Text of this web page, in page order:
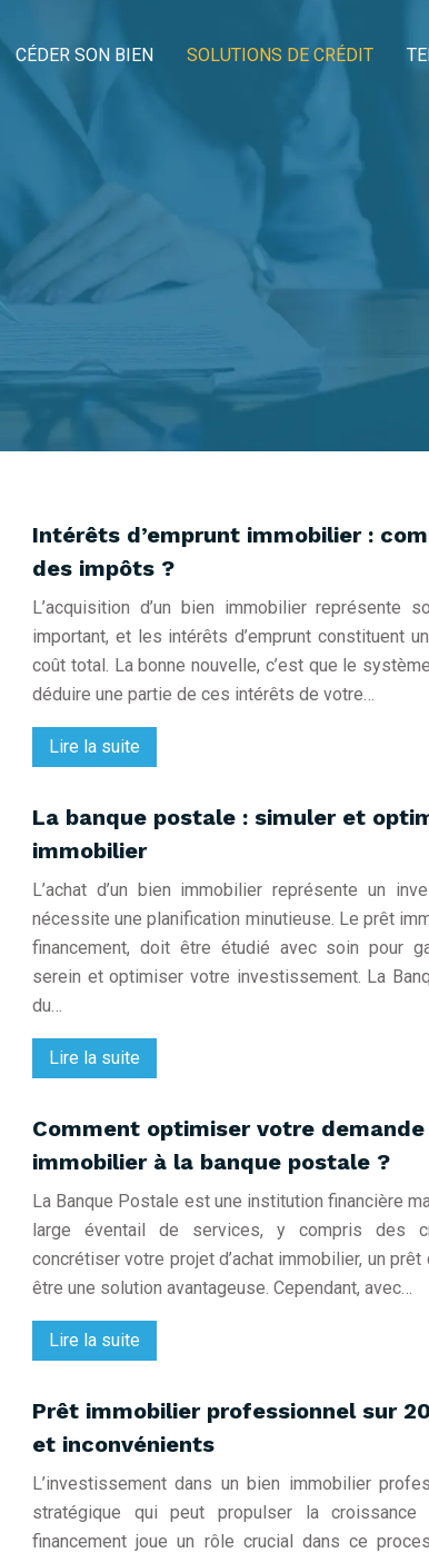
CÉDER SON BIEN SOLUTIONS DE CRÉDIT
Intérêts d’emprunt immobilier :
des impôts ?
L’acquisition d’un bien immobilier représente
important, et les intérêts d’emprunt constituent
coût total. La bonne nouvelle, c’est que le
déduire une partie de ces intérêts de votre…
Lire la suite
La banque postale : simuler et
immobilier
L’achat d’un bien immobilier représente un
nécessite une planification minutieuse. Le prêt
financement, doit être étudié avec soin pour
serein et optimiser votre investissement. La
du…
Lire la suite
Comment optimiser votre
immobilier à la banque postale ?
La Banque Postale est une institution financière
large éventail de services, y compris des
concrétiser votre projet d’achat immobilier, un
être une solution avantageuse. Cependant, avec…
Lire la suite
Prêt immobilier professionnel sur
et inconvénients
L’investissement dans un bien immobilier
stratégique qui peut propulser la
financement joue un rôle crucial dans ce